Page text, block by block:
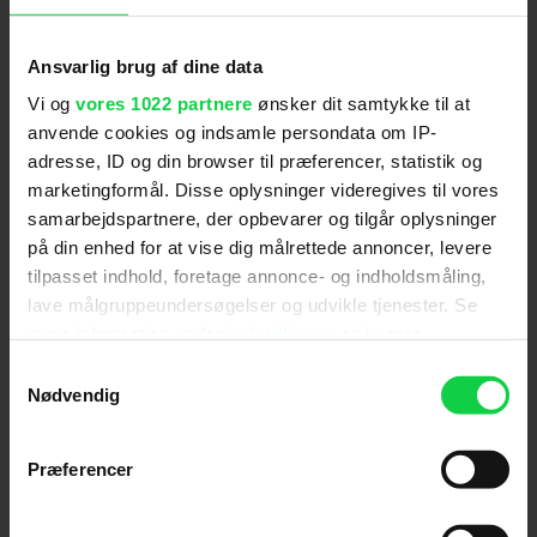
Ansvarlig brug af dine data
Vi og vores 1022 partnere ønsker dit samtykke til at
anvende cookies og indsamle persondata om IP-
adresse, ID og din browser til præferencer, statistik og
marketingformål. Disse oplysninger videregives til vores
samarbejdspartnere, der opbevarer og tilgår oplysninger
på din enhed for at vise dig målrettede annoncer, levere
tilpasset indhold, foretage annonce- og indholdsmåling,
lave målgruppeundersøgelser og udvikle tjenester. Se
tilbage eller ændre indstillinger fra vores
"Cookiedeklaration", eller ved at trykke på "Privacy
Nødvendig
Præferencer
Wiberg som Karls kæreste Emilie,
Kristine Kujath Thorpsom Emma.
Filmens manuskript har Mads Mengel skrevet
sammen medChristian Bengtson, der tidligere har
været med til at skrive fem afsnit af Netflix-
hittet
Kastanjemanden samt Krysantemum
'Gæsten' forventes at få biografpremiere til
efteråret 2026.